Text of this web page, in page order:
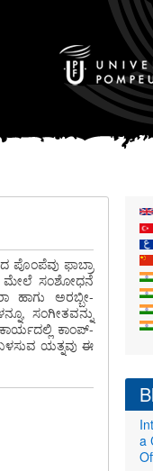
ಫಾಬ್ರಾ
ಮೇಲೆ ಸಂಶೋಧನೆ
ಹಾಗು ಅರಬ್ಬೀ-
ಸಂಗೀತವನ್ನು
ಕಾಂಪ್-
ಯತ್ನವು ಈ
a